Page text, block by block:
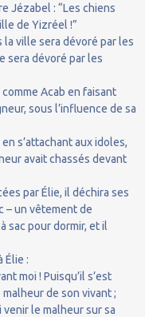
Jézabel : “Les chiens
de Yizréel !”
la ville sera dévoré par les
sera dévoré par les
Acab en faisant
sous l’influence de sa
s’attachant aux idoles,
avait chassés devant
par Élie, il déchira ses
– un vêtement de
sac pour dormir, et il
Élie :
moi ! Puisqu’il s’est
de son vivant ;
le malheur sur sa